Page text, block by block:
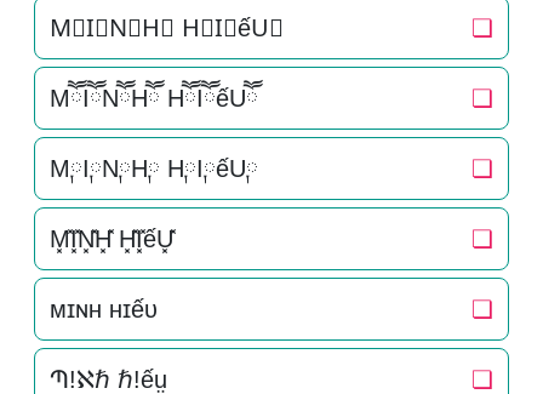
M⃒I⃒N⃒H⃒ H⃒I⃒ếU⃒ ❏
MཽIཽNཽHཽ HཽIཽếUཽ ❏
M༙I༙N༙H༙ H༙I༙ếU༙ ❏
M͓̽I͓̽N͓̽H͓̽ H͓̽I͓̽ếU͓̽ ❏
ᴍɪɴʜ ʜɪếᴜ ❏
Պ!ℵℏ ℏ!ếṳ ❏